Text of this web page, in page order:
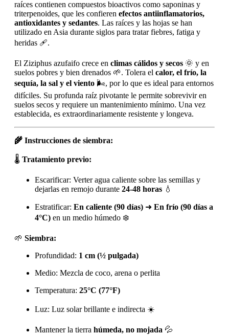
raíces contienen compuestos bioactivos como saponinas y
triterpenoides, que les confieren efectos antiinflamatorios,
antioxidantes y sedantes. Las raíces y las hojas se han
utilizado en Asia durante siglos para tratar fiebres, fatiga y
heridas 🩹.
El Ziziphus azufaifo crece en climas cálidos y secos 🌞 y en
suelos pobres y bien drenados 🌱. Tolera el calor, el frío, la
sequía, la sal y el viento 🌬️, por lo que es ideal para entornos
difíciles. Su profunda raíz pivotante le permite sobrevivir en
suelos secos y requiere un mantenimiento mínimo. Una vez
establecida, es extraordinariamente resistente y longeva.
🌾 Instrucciones de siembra:
🌡️ Tratamiento previo:
Escarificar: Verter agua caliente sobre las semillas y
dejarlas en remojo durante 24-48 horas 💧
Estratificar: En caliente (90 días) ➜ En frío (90 días a
4°C) en un medio húmedo ❄️
🌱 Siembra:
Profundidad: 1 cm (½ pulgada)
Medio: Mezcla de coco, arena o perlita
Temperatura: 25°C (77°F)
Luz: Luz solar brillante e indirecta ☀️
Mantener la tierra húmeda, no mojada 💦